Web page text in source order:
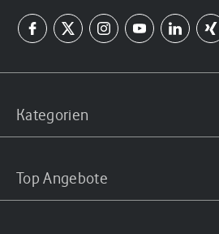
Kategorien
Top Angebote